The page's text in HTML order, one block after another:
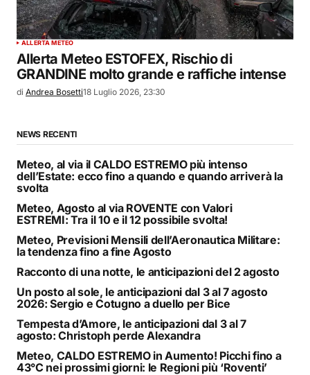
ALLERTA METEO
Allerta Meteo ESTOFEX, Rischio di
GRANDINE molto grande e raffiche intense
di Andrea Bosetti18 Luglio 2026, 23:30
NEWS RECENTI
Meteo, al via il CALDO ESTREMO più intenso
dell’Estate: ecco fino a quando e quando arriverà la
svolta
Meteo, Agosto al via ROVENTE con Valori
ESTREMI: Tra il 10 e il 12 possibile svolta!
Meteo, Previsioni Mensili dell’Aeronautica Militare:
la tendenza fino a fine Agosto
Racconto di una notte, le anticipazioni del 2 agosto
Un posto al sole, le anticipazioni dal 3 al 7 agosto
2026: Sergio e Cotugno a duello per Bice
Tempesta d’Amore, le anticipazioni dal 3 al 7
agosto: Christoph perde Alexandra
Meteo, CALDO ESTREMO in Aumento! Picchi fino a
43°C nei prossimi giorni: le Regioni più ‘Roventi’